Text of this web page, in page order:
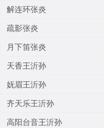
解连环张炎
疏影张炎
月下笛张炎
天香王沂孙
妩眉王沂孙
齐天乐王沂孙
高阳台音王沂孙